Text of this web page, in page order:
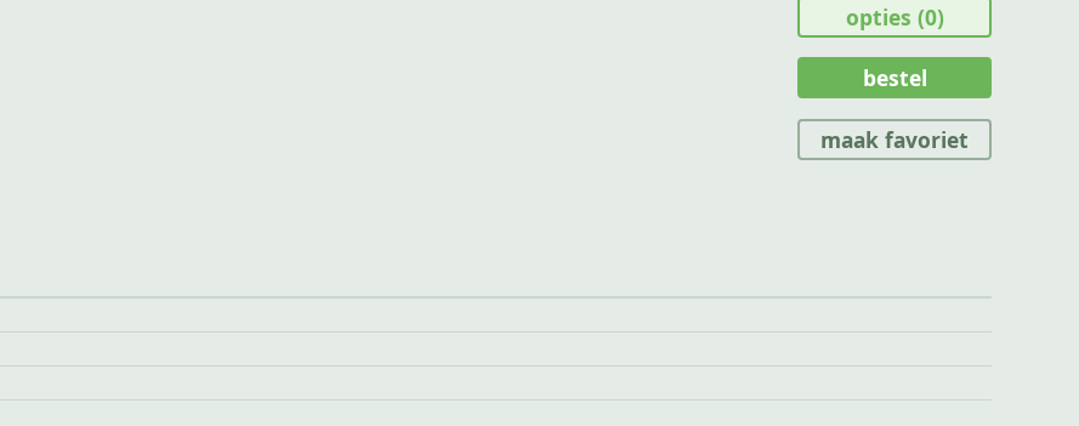
opties (0)
bestel
maak favoriet